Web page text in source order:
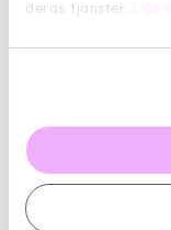
deras tjänster.
påverka
kan också
kroppsliga
spänningen från
Specialiserad